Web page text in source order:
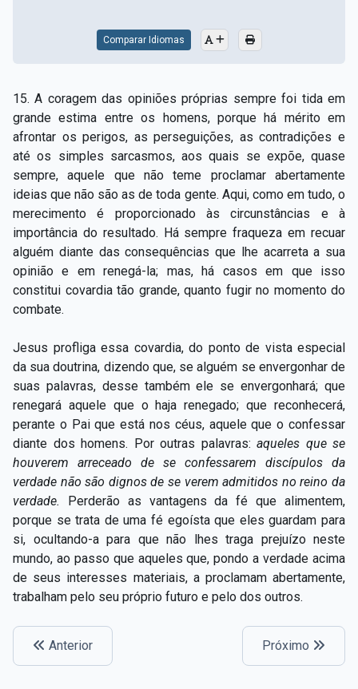
Capítulo XVIII — Muitos os chamados, poucos os
escolhidos
▸
Capítulo XIX — A fé transporta montanhas ▸
Capítulo XX — Os trabalhadores da última hora
Capítulo XXI — Haverá falsos cristos e falsos
profetas
▸
Capítulo XXII — Não separareis o que Deus juntou ▸
Capítulo XXIII — Estranha moral
Capítulo XXIV — Não ponhais a candeia debaixo do
alqueire
▸
Capítulo XXV — Buscai e achareis ▸
Capítulo XXVI — Dai gratuitamente o que
gratuitamente recebestes
Capítulo XXVII — Pedi e obtereis ▸
Capítulo XXVIII — Coletânea de preces espíritas ▸
Comparar Idiomas
15. A coragem das opiniões próprias sempre foi tida em
grande estima entre os homens, porque há mérito em
afrontar os perigos, as perseguições, as contradições e
até os simples sarcasmos, aos quais se expõe, quase
sempre, aquele que não teme proclamar abertamente
ideias que não são as de toda gente. Aqui, como em tudo, o
merecimento é proporcionado às circunstâncias e à
importância do resultado. Há sempre fraqueza em recuar
alguém diante das consequências que lhe acarreta a sua
opinião e em renegá-la; mas, há casos em que isso
constitui covardia tão grande, quanto fugir no momento do
combate.
Jesus profliga essa covardia, do ponto de vista especial
da sua doutrina, dizendo que, se alguém se envergonhar de
suas palavras, desse também ele se envergonhará; que
renegará aquele que o haja renegado; que reconhecerá,
perante o Pai que está nos céus, aquele que o confessar
diante dos homens. Por outras palavras: aqueles que se
houverem arreceado de se confessarem discípulos da
verdade não são dignos de se verem admitidos no reino da
verdade. Perderão as vantagens da fé que alimentem,
porque se trata de uma fé egoísta que eles guardam para
si, ocultando-a para que não lhes traga prejuízo neste
mundo, ao passo que aqueles que, pondo a verdade acima
de seus interesses materiais, a proclamam abertamente,
trabalham pelo seu próprio futuro e pelo dos outros.
Anterior Próximo